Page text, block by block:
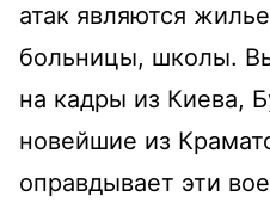
атак являются
больницы, школы.
на кадры из Киева,
новейшие из
оправдывает эти